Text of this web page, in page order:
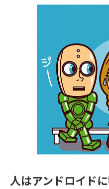
大学・短大以外の資料から
専門学校の資料請求
留学・進学関連、塾・予備校
大学入学共通テスト「受験上の
配慮案内」の請求
幼稚園教員資格認定試験
人はアンドロイド